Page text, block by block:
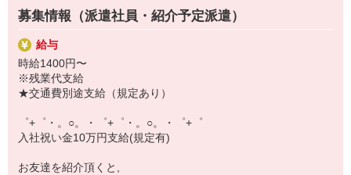
▼オフィスワーク
▼工場・製造・軽作業系
機械/食品製造・梱包・仕分け・加工・組立・検査
▼美容系
眉毛サロンのアイブロウ・ネイリスト・エステ
法人営業・アパレル販売・個別指導塾・人材紹介
▼人気案件も多数♪
上場/優良/大手企業など
募集情報（派遣社員・紹介予定派遣）
給与
時給1400円〜
※残業代支給
★交通費別途支給（規定あり）
゜+゜・。○。・゜+゜・。○。・゜+゜
入社祝い金10万円支給(規定有)
お友達を紹介頂くと,